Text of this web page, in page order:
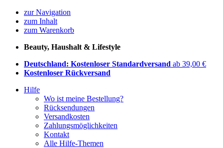
zur Navigation
zum Inhalt
zum Warenkorb
Beauty, Haushalt & Lifestyle
Deutschland: Kostenloser Standardversand ab 39,00 €
Kostenloser Rückversand
Hilfe
Wo ist meine Bestellung?
Rücksendungen
Versandkosten
Zahlungsmöglichkeiten
Kontakt
Alle Hilfe-Themen